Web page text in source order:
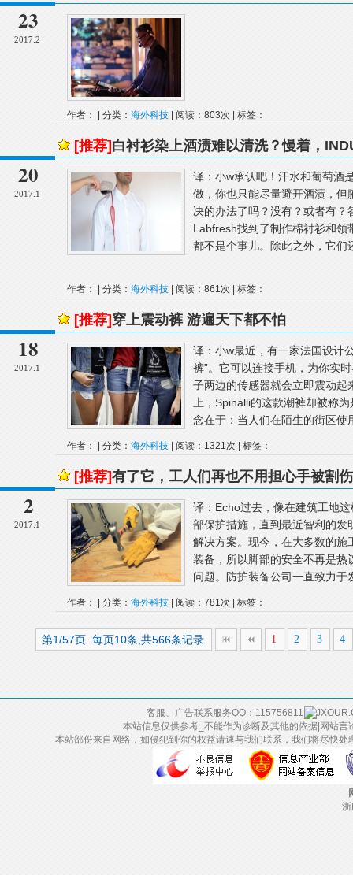
23
2017.2
作者： | 分类： 海外科技 | 阅读：803次 | 标签：
20
2017.1
[推荐] 白衬衫染上酒渍难以清洗？慢着，
译：小w承认吧！汗水和葡萄酒
做，你也只能尽量避开酒渍，
决的办法了吗？没有？或者有
Labfresh找到了制作棉衬衫和领
都不是个事儿。除此之外，它
作者： | 分类： 海外科技 | 阅读：861次 | 标签：
18
2017.1
[推荐]穿上震动裤 游遍天下都不怕
译：小w最近，有一家法国设计
裤”。它可以连接手机，为你实
子两边的传感器就会立即震动起
上，Spinalli的这款潮裤却被称
念在于：当人们在陌生的街区使
作者： | 分类： 海外科技 | 阅读：1321次 | 标签：
2
2017.1
[推荐]有了它，工人们再也不用担心手被割
译：Echo过去，像在建筑工地
部保护措施，直到最近智利的
解决方案。现今，在大多数的
装备，所以脚部的安全不再是
问题。防护装备公司一直致力于
作者： | 分类： 海外科技 | 阅读：781次 | 标签：
第1/57页 每页10条,共566条记录 1 2 3 4
客服、广告联系服务QQ：115756811
本站信息仅供参考_不能作为诊断及其他的依据|网站
本站部份来自网络，如侵犯到你的权益请速与我们联系，我们将尽快